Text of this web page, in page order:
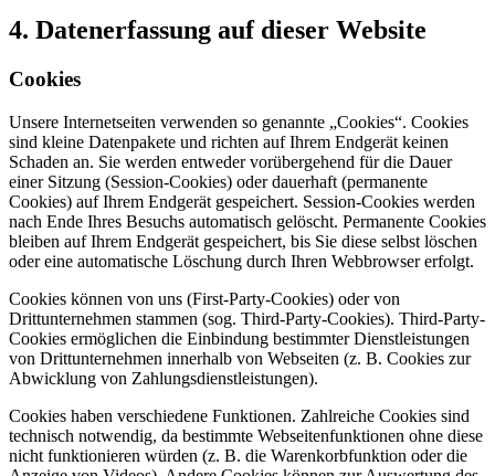
4. Datenerfassung auf dieser Website
Cookies
Unsere Internetseiten verwenden so genannte „Cookies“. Cookies
sind kleine Datenpakete und richten auf Ihrem Endgerät keinen
Schaden an. Sie werden entweder vorübergehend für die Dauer
einer Sitzung (Session-Cookies) oder dauerhaft (permanente
Cookies) auf Ihrem Endgerät gespeichert. Session-Cookies werden
nach Ende Ihres Besuchs automatisch gelöscht. Permanente Cookies
bleiben auf Ihrem Endgerät gespeichert, bis Sie diese selbst löschen
oder eine automatische Löschung durch Ihren Webbrowser erfolgt.
Cookies können von uns (First-Party-Cookies) oder von
Drittunternehmen stammen (sog. Third-Party-Cookies). Third-Party-
Cookies ermöglichen die Einbindung bestimmter Dienstleistungen
von Drittunternehmen innerhalb von Webseiten (z. B. Cookies zur
Abwicklung von Zahlungsdienstleistungen).
Cookies haben verschiedene Funktionen. Zahlreiche Cookies sind
technisch notwendig, da bestimmte Webseitenfunktionen ohne diese
nicht funktionieren würden (z. B. die Warenkorbfunktion oder die